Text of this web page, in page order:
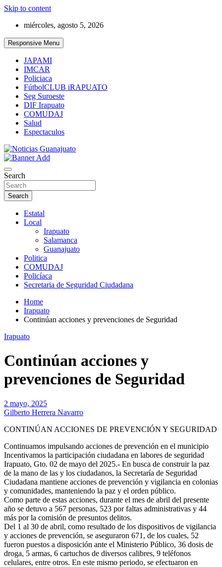
Skip to content
miércoles, agosto 5, 2026
Responsive Menu
JAPAMI
IMCAR
Policiaca
FútbolCLUB iRAPUATO
Seg Suroeste
DIF Irapuato
COMUDAJ
Salud
Espectaculos
Noticias Guanajuato
Search
Search
Estatal
Local
Irapuato
Salamanca
Guanajuato
Politica
COMUDAJ
Policíaca
Secretaria de Seguridad Ciudadana
Home
Irapuato
Continúan acciones y prevenciones de Seguridad
Irapuato
Continúan acciones y
prevenciones de Seguridad
2 mayo, 2025
Gilberto Herrera Navarro
CONTINÚAN ACCIONES DE PREVENCIÓN Y SEGURIDAD
Continuamos impulsando acciones de prevención en el municipio
Incentivamos la participación ciudadana en labores de seguridad
Irapuato, Gto. 02 de mayo del 2025.- En busca de construir la paz
de la mano de las y los ciudadanos, la Secretaría de Seguridad
Ciudadana mantiene acciones de prevención y vigilancia en colonias
y comunidades, manteniendo la paz y el orden público.
Como parte de estas acciones, durante el mes de abril del presente
año se detuvo a 567 personas, 523 por faltas administrativas y 44
más por la comisión de presuntos delitos.
Del 1 al 30 de abril, como resultado de los dispositivos de vigilancia
y acciones de prevención, se aseguraron 671, de los cuales, 52
fueron puestos a disposición ante el Ministerio Público, 36 dosis de
droga, 5 armas, 6 cartuchos de diversos calibres, 9 teléfonos
celulares, entre otros. En este mismo periodo, se efectuaron en